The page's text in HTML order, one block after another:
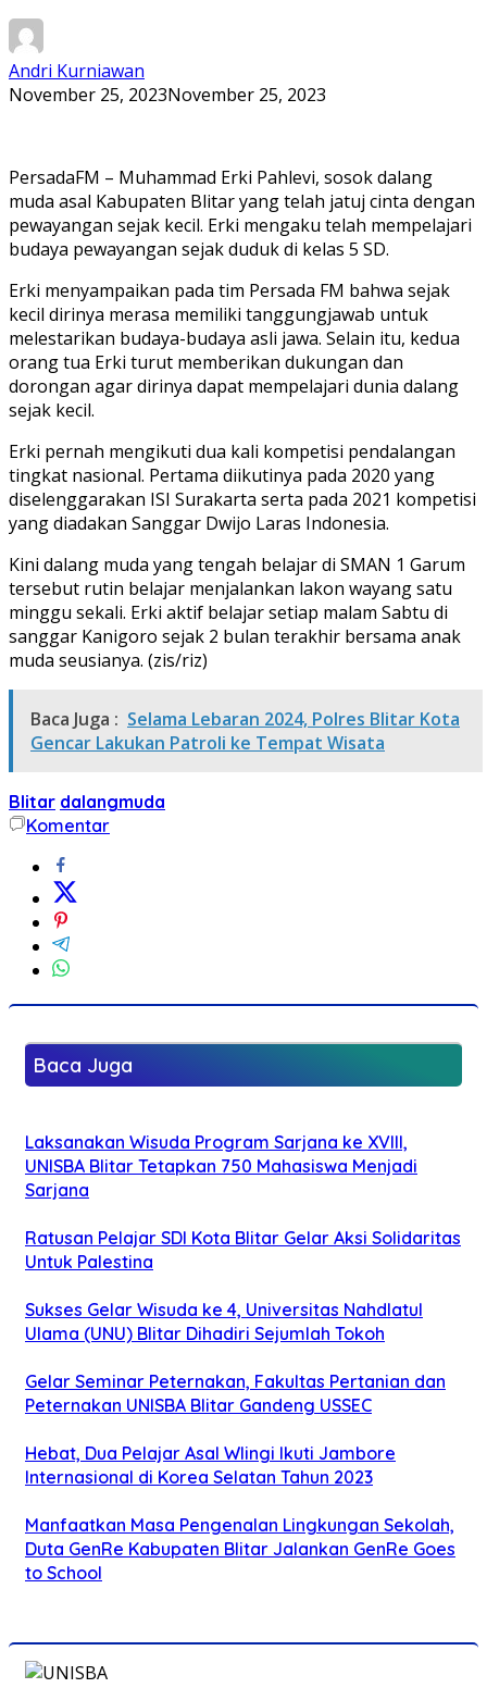
Andri Kurniawan
November 25, 2023November 25, 2023
PersadaFM – Muhammad Erki Pahlevi, sosok dalang
muda asal Kabupaten Blitar yang telah jatuj cinta dengan
pewayangan sejak kecil. Erki mengaku telah mempelajari
budaya pewayangan sejak duduk di kelas 5 SD.
Erki menyampaikan pada tim Persada FM bahwa sejak
kecil dirinya merasa memiliki tanggungjawab untuk
melestarikan budaya-budaya asli jawa. Selain itu, kedua
orang tua Erki turut memberikan dukungan dan
dorongan agar dirinya dapat mempelajari dunia dalang
sejak kecil.
Erki pernah mengikuti dua kali kompetisi pendalangan
tingkat nasional. Pertama diikutinya pada 2020 yang
diselenggarakan ISI Surakarta serta pada 2021 kompetisi
yang diadakan Sanggar Dwijo Laras Indonesia.
Kini dalang muda yang tengah belajar di SMAN 1 Garum
tersebut rutin belajar menjalankan lakon wayang satu
minggu sekali. Erki aktif belajar setiap malam Sabtu di
sanggar Kanigoro sejak 2 bulan terakhir bersama anak
muda seusianya. (zis/riz)
Baca Juga : Selama Lebaran 2024, Polres Blitar Kota
Gencar Lakukan Patroli ke Tempat Wisata
Blitar dalangmuda
Komentar
Baca Juga
Laksanakan Wisuda Program Sarjana ke XVIII,
UNISBA Blitar Tetapkan 750 Mahasiswa Menjadi
Sarjana
Ratusan Pelajar SDI Kota Blitar Gelar Aksi Solidaritas
Untuk Palestina
Sukses Gelar Wisuda ke 4, Universitas Nahdlatul
Ulama (UNU) Blitar Dihadiri Sejumlah Tokoh
Gelar Seminar Peternakan, Fakultas Pertanian dan
Peternakan UNISBA Blitar Gandeng USSEC
Hebat, Dua Pelajar Asal Wlingi Ikuti Jambore
Internasional di Korea Selatan Tahun 2023
Manfaatkan Masa Pengenalan Lingkungan Sekolah,
Duta GenRe Kabupaten Blitar Jalankan GenRe Goes
to School